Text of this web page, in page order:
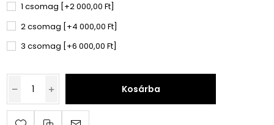
1 csomag [+2 000,00 Ft]
2 csomag [+4 000,00 Ft]
3 csomag [+6 000,00 Ft]
Kosárba